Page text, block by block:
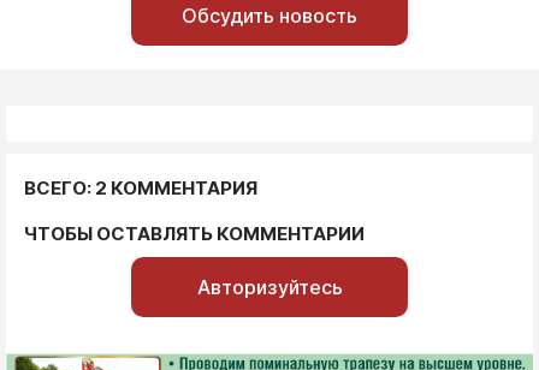
Обсудить новость
ВСЕГО: 2 КОММЕНТАРИЯ
ЧТОБЫ ОСТАВЛЯТЬ КОММЕНТАРИИ
Авторизуйтесь